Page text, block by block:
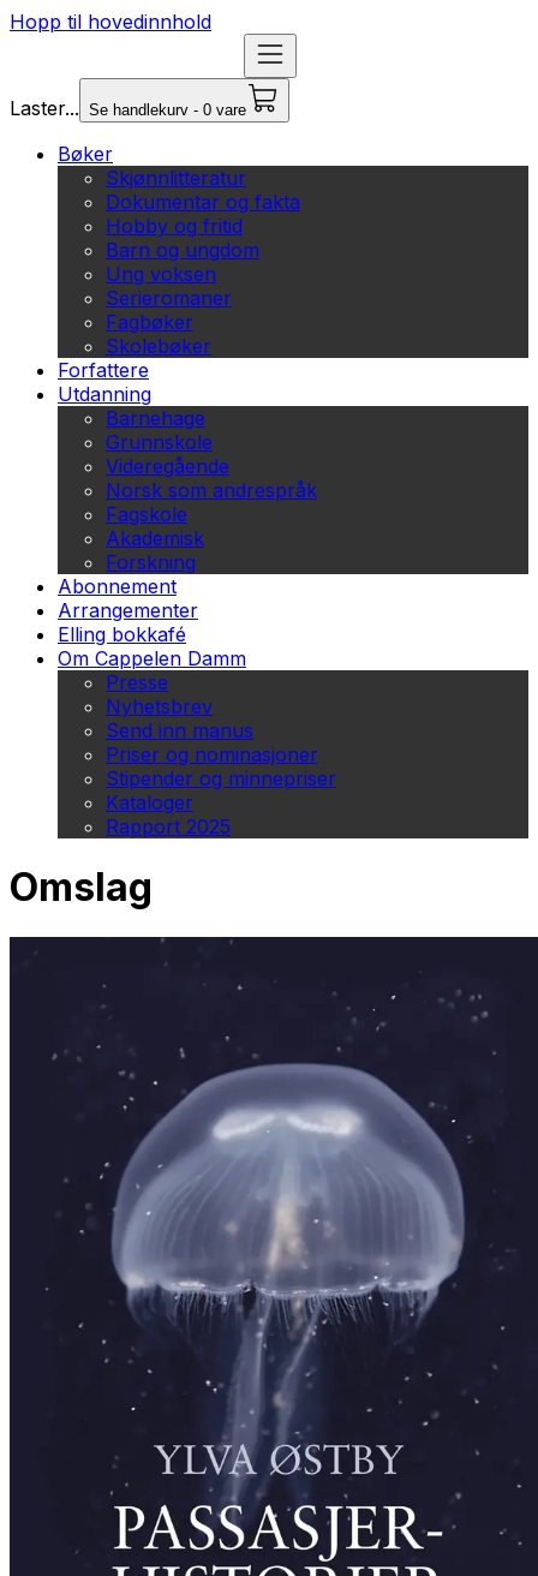
Hopp til hovedinnhold
Laster... Se handlekurv - 0 vare
Bøker
Skjønnlitteratur
Dokumentar og fakta
Hobby og fritid
Barn og ungdom
Ung voksen
Serieromaner
Fagbøker
Skolebøker
Forfattere
Utdanning
Barnehage
Grunnskole
Videregående
Norsk som andrespråk
Fagskole
Akademisk
Forskning
Abonnement
Arrangementer
Elling bokkafé
Om Cappelen Damm
Presse
Nyhetsbrev
Send inn manus
Priser og nominasjoner
Stipender og minnepriser
Kataloger
Rapport 2025
Omslag